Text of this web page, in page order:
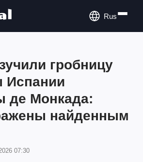
Rus
гробницу
Испании
де Монкада:
найденным
07:30